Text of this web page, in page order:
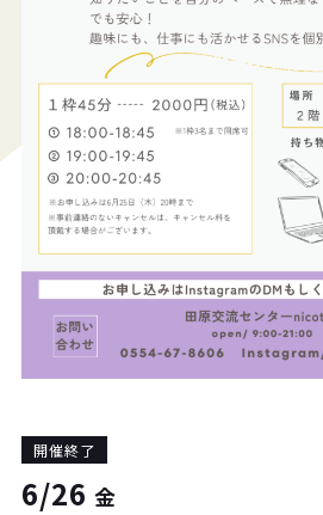
開催終了
6/26 金